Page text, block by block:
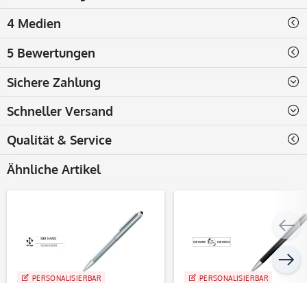
4 Medien
5 Bewertungen
Sichere Zahlung
Schneller Versand
Qualität & Service
Ähnliche Artikel
PERSONALISIERBAR PERSONALISIERBAR